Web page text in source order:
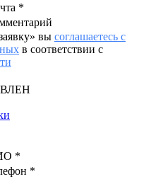
*
вы соглашаетесь с
в соответствии с
*
*